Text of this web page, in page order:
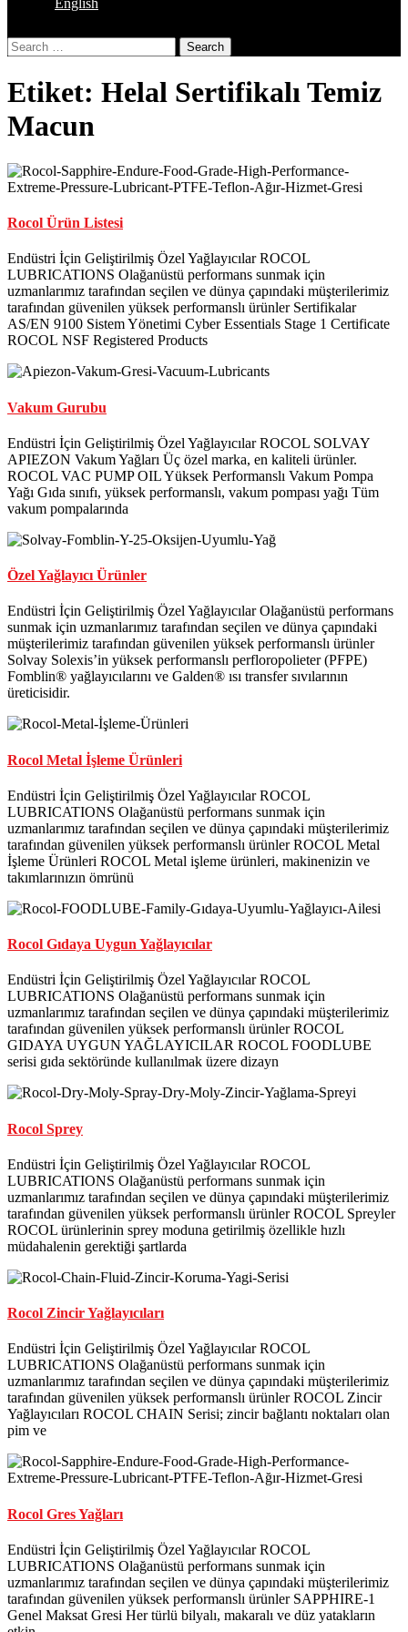
Close
Button
Search
Etiket: Helal Sertifikalı Temiz
Macun
Rocol Ürün Listesi
Endüstri İçin Geliştirilmiş Özel Yağlayıcılar ROCOL
LUBRICATIONS Olağanüstü performans sunmak için
uzmanlarımız tarafından seçilen ve dünya çapındaki müşterilerimiz
tarafından güvenilen yüksek performanslı ürünler Sertifikalar
AS/EN 9100 Sistem Yönetimi Cyber Essentials Stage 1 Certificate
ROCOL NSF Registered Products
Vakum Gurubu
Endüstri İçin Geliştirilmiş Özel Yağlayıcılar ROCOL SOLVAY
APIEZON Vakum Yağları Üç özel marka, en kaliteli ürünler.
ROCOL VAC PUMP OIL Yüksek Performanslı Vakum Pompa
Yağı Gıda sınıfı, yüksek performanslı, vakum pompası yağı Tüm
vakum pompalarında
Özel Yağlayıcı Ürünler
Endüstri İçin Geliştirilmiş Özel Yağlayıcılar Olağanüstü performans
sunmak için uzmanlarımız tarafından seçilen ve dünya çapındaki
müşterilerimiz tarafından güvenilen yüksek performanslı ürünler
Solvay Solexis’in yüksek performanslı perfloropolieter (PFPE)
Fomblin® yağlayıcılarını ve Galden® ısı transfer sıvılarının
üreticisidir.
Rocol Metal İşleme Ürünleri
Endüstri İçin Geliştirilmiş Özel Yağlayıcılar ROCOL
LUBRICATIONS Olağanüstü performans sunmak için
uzmanlarımız tarafından seçilen ve dünya çapındaki müşterilerimiz
tarafından güvenilen yüksek performanslı ürünler ROCOL Metal
İşleme Ürünleri ROCOL Metal işleme ürünleri, makinenizin ve
takımlarınızın ömrünü
Rocol Gıdaya Uygun Yağlayıcılar
Endüstri İçin Geliştirilmiş Özel Yağlayıcılar ROCOL
LUBRICATIONS Olağanüstü performans sunmak için
uzmanlarımız tarafından seçilen ve dünya çapındaki müşterilerimiz
tarafından güvenilen yüksek performanslı ürünler ROCOL
GIDAYA UYGUN YAĞLAYICILAR ROCOL FOODLUBE
serisi gıda sektöründe kullanılmak üzere dizayn
Rocol Sprey
Endüstri İçin Geliştirilmiş Özel Yağlayıcılar ROCOL
LUBRICATIONS Olağanüstü performans sunmak için
uzmanlarımız tarafından seçilen ve dünya çapındaki müşterilerimiz
tarafından güvenilen yüksek performanslı ürünler ROCOL Spreyler
ROCOL ürünlerinin sprey moduna getirilmiş özellikle hızlı
müdahalenin gerektiği şartlarda
Rocol Zincir Yağlayıcıları
Endüstri İçin Geliştirilmiş Özel Yağlayıcılar ROCOL
LUBRICATIONS Olağanüstü performans sunmak için
uzmanlarımız tarafından seçilen ve dünya çapındaki müşterilerimiz
tarafından güvenilen yüksek performanslı ürünler ROCOL Zincir
Yağlayıcıları ROCOL CHAIN Serisi; zincir bağlantı noktaları olan
pim ve
Rocol Gres Yağları
Endüstri İçin Geliştirilmiş Özel Yağlayıcılar ROCOL
LUBRICATIONS Olağanüstü performans sunmak için
uzmanlarımız tarafından seçilen ve dünya çapındaki müşterilerimiz
tarafından güvenilen yüksek performanslı ürünler SAPPHIRE-1
Genel Maksat Gresi Her türlü bilyalı, makaralı ve düz yatakların